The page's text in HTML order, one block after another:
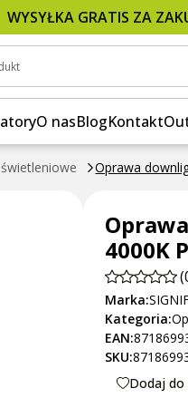
WYSYŁKA GRATIS ZA
O nasBlogKontakt
Oprawa
LEDINAIRE 4000K
4000K
Marka:
Kategoria:
EAN:
SKU:
Dodaj do